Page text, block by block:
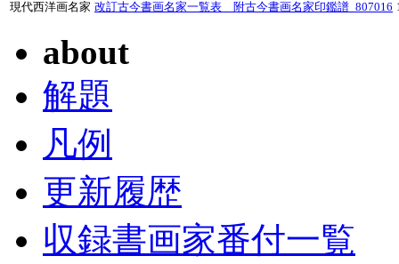
現代西洋画名家 改訂古今書画名家一覧表 附古今書画名家印鑑譜_807016
about
解題
凡例
更新履歴
収録書画家番付一覧